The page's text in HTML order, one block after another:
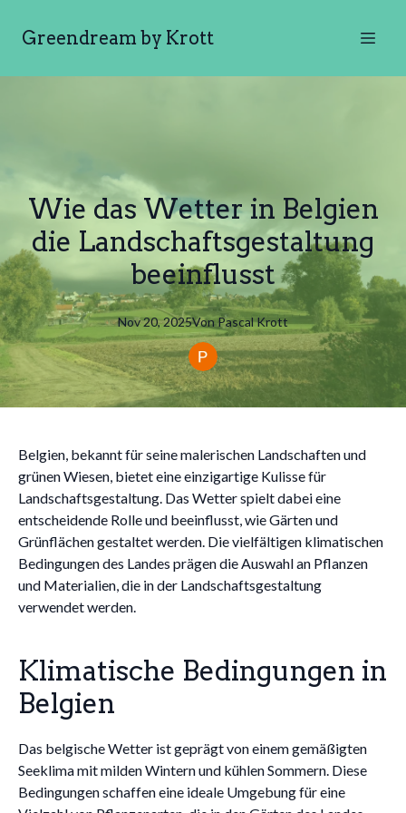
Greendream by Krott
Wie das Wetter in Belgien
die Landschaftsgestaltung
beeinflusst
Nov 20, 2025VonPascalKrott
Belgien, bekannt für seine malerischen Landschaften und
grünen Wiesen, bietet eine einzigartige Kulisse für
Landschaftsgestaltung. Das Wetter spielt dabei eine
entscheidende Rolle und beeinflusst, wie Gärten und
Grünflächen gestaltet werden. Die vielfältigen klimatischen
Bedingungen des Landes prägen die Auswahl an Pflanzen
und Materialien, die in der Landschaftsgestaltung
verwendet werden.
Klimatische Bedingungen in
Belgien
Das belgische Wetter ist geprägt von einem gemäßigten
Seeklima mit milden Wintern und kühlen Sommern. Diese
Bedingungen schaffen eine ideale Umgebung für eine